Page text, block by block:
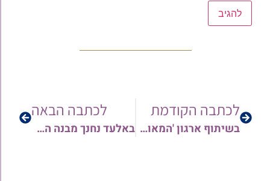
לכתבה הקודמת
בשיתוף ארגון 'המאורות': "הבית יוצא משליטה? אתם לא לבד": כנס מיוחד להורים – כלים מעשיים לחיזוק הסמכות בבית
לכתבה הבאה
באלעד נחנך מבנה הסמינר המוביל לבנות בית יעקב – בראשות הרבנית י. גברא